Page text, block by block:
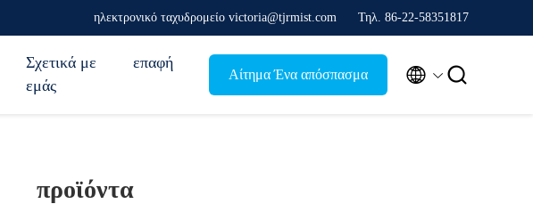
ηλεκτρονικό ταχυδρομείο victoria@tjrmist.com Τηλ. 86-22-58351817
Σχετικά με
εμάς
επαφή
Αίτημα Ένα απόσπασμα  
προϊόντα